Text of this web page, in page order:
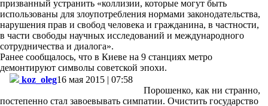
призванный устранить «коллизии, которые могут быть
использованы для злоупотребления нормами законодательства,
нарушения прав и свобод человека и гражданина, в частности,
в части свободы научных исследований и международного
сотрудничества и диалога».
Ранее сообщалось, что в Киеве на 9 станциях метро
демонтируют символы советской эпохи.
koz_oleg16 мая 2015 | 07:58
Порошенко, как ни странно,
постепенно стал завоевывать симпатии. Очистить государство